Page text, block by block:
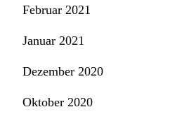
Februar 2021
Januar 2021
Dezember 2020
Oktober 2020